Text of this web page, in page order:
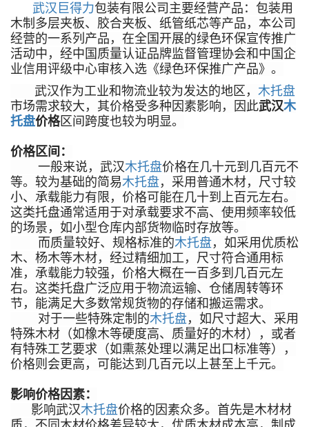
武汉巨得力包装有限公司主要经营产品：包装用
木制多层夹板、胶合夹板、纸管纸芯等产品，本公司
经营的一系列产品，在全国开展的绿色环保宣传推广
活动中，经中国质量认证品牌监督管理协会和中国企
业信用评级中心审核入选《绿色环保推广产品》。
武汉作为工业和物流业较为发达的地区， 木托盘
市场需求较大，其价格受多种因素影响，因此武汉木
托盘价格区间跨度也较为明显。
价格区间：
一般来说，武汉木托盘价格在几十元到几百元不
等。较为基础的简易木托盘，采用普通木材，尺寸较
小、承载能力有限，价格可能在几十到上百元左右。
这类托盘通常适用于对承载要求不高、使用频率较低
的场景，如小型仓库内部货物临时存放等。
而质量较好、规格标准的木托盘，如采用优质松
木、杨木等木材，经过精细加工，尺寸符合通用标
准，承载能力较强，价格大概在一百多到几百元左
右。这类托盘广泛应用于物流运输、仓储周转等环
节，能满足大多数常规货物的存储和搬运需求。
对于一些特殊定制的木托盘，如尺寸超大、采用
特殊木材（如橡木等硬度高、质量好的木材），或者
有特殊工艺要求（如熏蒸处理以满足出口标准等），
价格则会更高，可能达到几百元以上甚至上千元。
影响价格因素：
影响武汉木托盘价格的因素众多。首先是木材材